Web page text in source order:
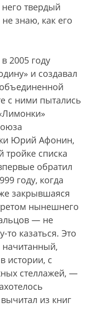
твердый
знаю, как его
2005 году
и создавал
с ними пытались
Юрий Афонин,
списка
обратил
году, когда
закрывшаяся
нынешнего
— не
то казаться. Это
начитанный,
истории, с
стеллажей, —
из книг